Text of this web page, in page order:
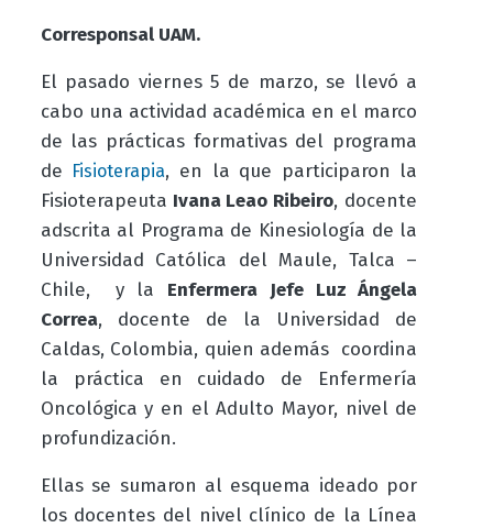
Corresponsal UAM.
El pasado viernes 5 de marzo, se llevó a
cabo una actividad académica en el marco
de las prácticas formativas del programa
de Fisioterapia, en la que participaron la
Fisioterapeuta Ivana Leao Ribeiro, docente
adscrita al Programa de Kinesiología de la
Universidad Católica del Maule, Talca –
Chile, y la Enfermera
Jefe Luz Ángela
Correa, docente de la Universidad de
Caldas, Colombia, quien además coordina
la práctica en cuidado de Enfermería
Oncológica y en el Adulto Mayor, nivel de
profundización.
Ellas se sumaron al esquema ideado por
los docentes del nivel clínico de la Línea